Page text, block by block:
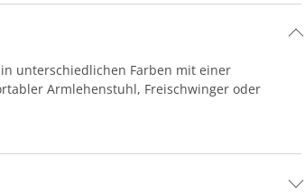
unterschiedlichen Farben mit einer
Armlehenstuhl, Freischwinger oder